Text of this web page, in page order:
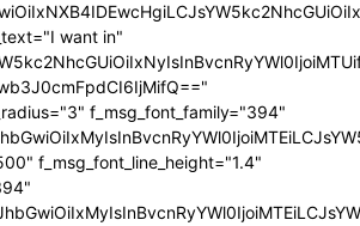
want in"
f_msg_font_family="394"
f_msg_font_line_height="1.4"